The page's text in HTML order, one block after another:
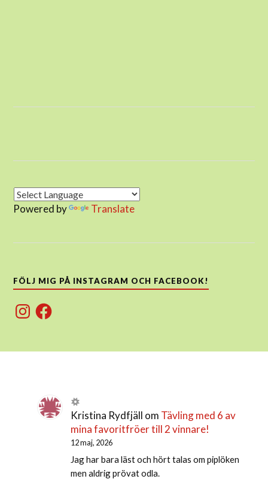
Powered by Translate
FÖLJ MIG PÅ INSTAGRAM OCH FACEBOOK!
InstagramFacebook
Kristina Rydfjäll om Tävling med 6 av
mina favoritfröer till 2 vinnare!
12 maj, 2026
Jag har bara läst och hört talas om piplöken
men aldrig prövat odla.